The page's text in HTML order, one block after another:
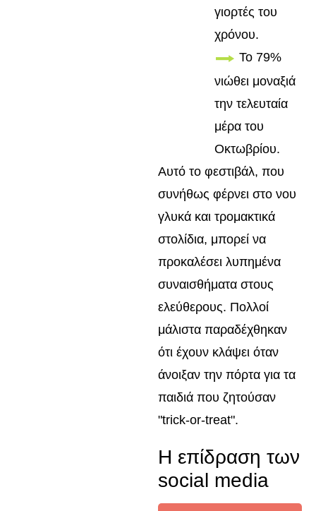
γιορτές του
χρόνου.
Το 79%
νιώθει μοναξιά
την τελευταία
μέρα του
Οκτωβρίου.
Αυτό το φεστιβάλ, που
συνήθως φέρνει στο νου
γλυκά και τρομακτικά
στολίδια, μπορεί να
προκαλέσει λυπημένα
συναισθήματα στους
ελεύθερους. Πολλοί
μάλιστα παραδέχθηκαν
ότι έχουν κλάψει όταν
άνοιξαν την πόρτα για τα
παιδιά που ζητούσαν
"trick-or-treat".
Η επίδραση των
social media